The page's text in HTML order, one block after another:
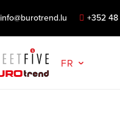
info@burotrend.lu +352
FR